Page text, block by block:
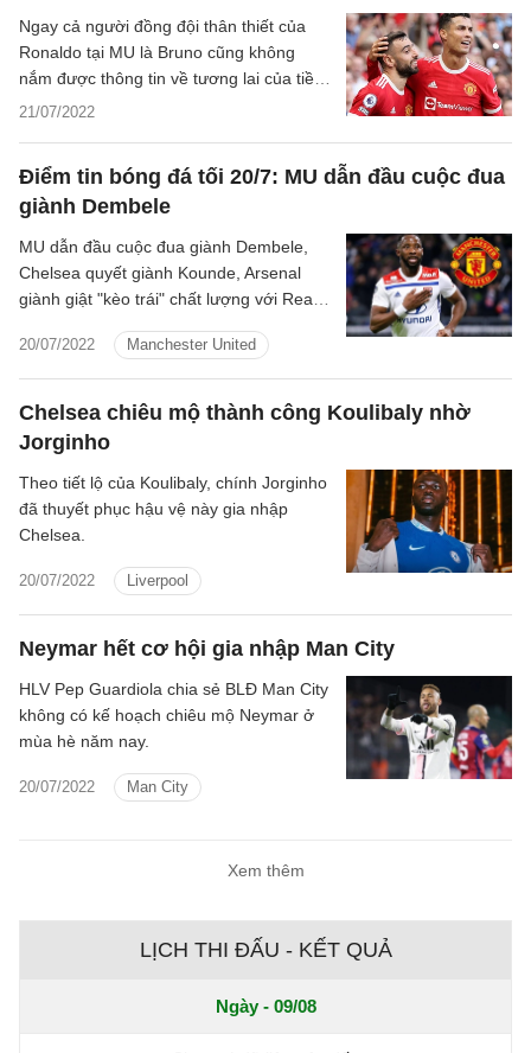
21/07/2022
Ngay cả người đồng đội thân thiết của
Ronaldo tại MU là Bruno cũng không
nắm được thông tin về tương lai của tiền
đạo người Bồ.
Điểm tin bóng đá tối 20/7: MU dẫn đầu cuộc đua
giành Dembele
20/07/2022 Manchester United
MU dẫn đầu cuộc đua giành Dembele,
Chelsea quyết giành Kounde, Arsenal
giành giật "kèo trái" chất lượng với Real...
bóng đá tối 16/7/2022.
Chelsea chiêu mộ thành công Koulibaly nhờ
Jorginho
20/07/2022 Liverpool
Theo tiết lộ của Koulibaly, chính Jorginho
đã thuyết phục hậu vệ này gia nhập
Chelsea.
Neymar hết cơ hội gia nhập Man City
20/07/2022 Man City
HLV Pep Guardiola chia sẻ BLĐ Man City
không có kế hoạch chiêu mộ Neymar ở
mùa hè năm nay.
Xem thêm
LỊCH THI ĐẤU - KẾT QUẢ
Ngày - 09/08